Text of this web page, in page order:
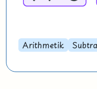
Arithmetik